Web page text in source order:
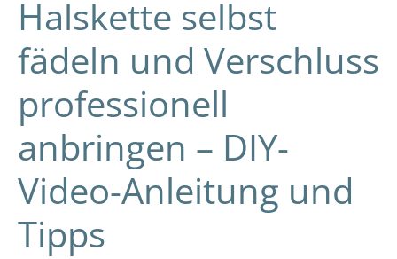
Halskette selbst
fädeln und Verschluss
professionell
anbringen – DIY-
Video-Anleitung und
Tipps